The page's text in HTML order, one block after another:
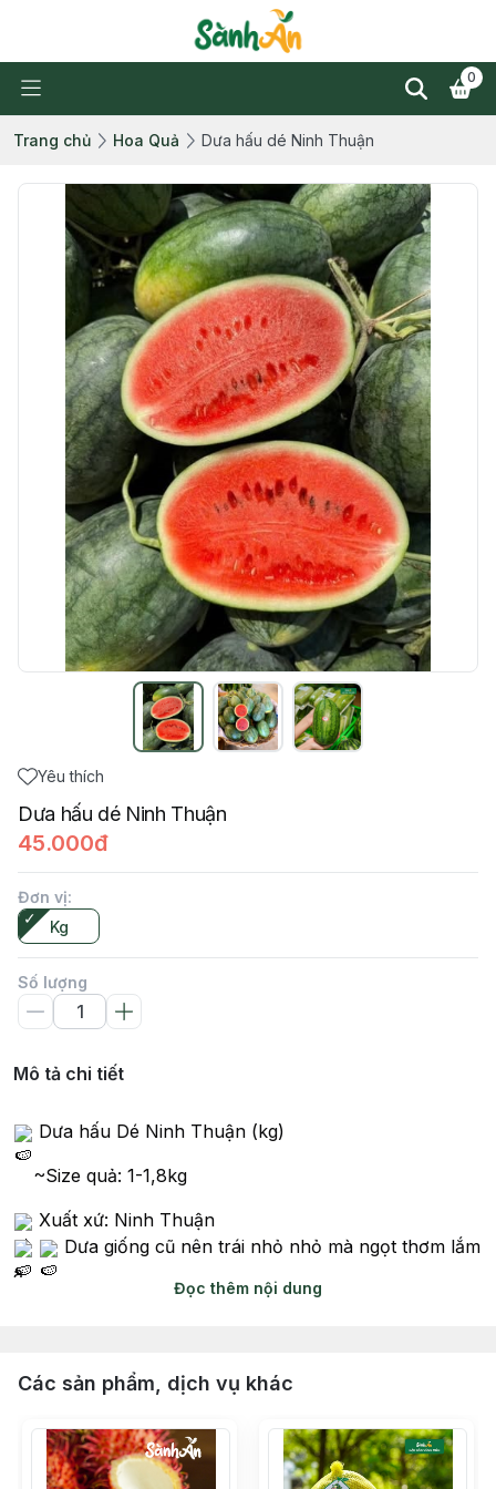
0
Trang chủ Hoa Quả Dưa hấu dé Ninh Thuận
Yêu thích
Dưa hấu dé Ninh Thuận
45.000đ
Đơn vị:
Kg
Số lượng
Mô tả chi tiết
Dưa hấu Dé Ninh Thuận (kg)
~Size quả: 1-1,8kg
Xuất xứ: Ninh Thuận
Dưa giống cũ nên trái nhỏ nhỏ mà ngọt thơm lắm
ạ.
Trồng trên cát sạch theo cách truyền thống, hàng
Ngon hơn khi ăn lạnh nên các chị bỏ ngăn mát vài
tiếng trước khi bổ giúp em nhé, ngon tuyệt cú mèo
luôn ạ
Đọc thêm nội dung
Các sản phẩm, dịch vụ khác